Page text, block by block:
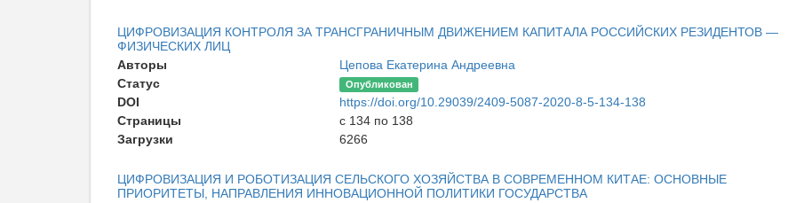
ЦИФРОВИЗАЦИЯ КОНТРОЛЯ ЗА ТРАНСГРАНИЧНЫМ ДВИЖЕНИЕМ КАПИТАЛА РОССИЙСКИХ РЕЗИДЕНТОВ —
ФИЗИЧЕСКИХ ЛИЦ
Авторы
Цепова Екатерина Андреевна
Статус
Опубликован
DOI
https://doi.org/10.29039/2409-5087-2020-8-5-134-138
Страницы
с 134 по 138
Загрузки
6266
ЦИФРОВИЗАЦИЯ И РОБОТИЗАЦИЯ СЕЛЬСКОГО ХОЗЯЙСТВА В СОВРЕМЕННОМ КИТАЕ: ОСНОВНЫЕ
ПРИОРИТЕТЫ, НАПРАВЛЕНИЯ ИННОВАЦИОННОЙ ПОЛИТИКИ ГОСУДАРСТВА